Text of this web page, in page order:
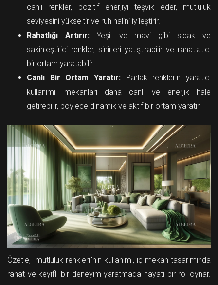
canlı renkler, pozitif enerjiyi teşvik eder, mutluluk
seviyesini yükseltir ve ruh halini iyileştirir.
Rahatlığı Artırır: Yeşil ve mavi gibi sıcak ve
sakinleştirici renkler, sinirleri yatıştırabilir ve rahatlatıcı
bir ortam yaratabilir.
Canlı Bir Ortam Yaratır: Parlak renklerin yaratıcı
kullanımı, mekanları daha canlı ve enerjik hale
getirebilir, böylece dinamik ve aktif bir ortam yaratır.
Özetle, "mutluluk renkleri"nin kullanımı, iç mekan tasarımında
rahat ve keyifli bir deneyim yaratmada hayati bir rol oynar.